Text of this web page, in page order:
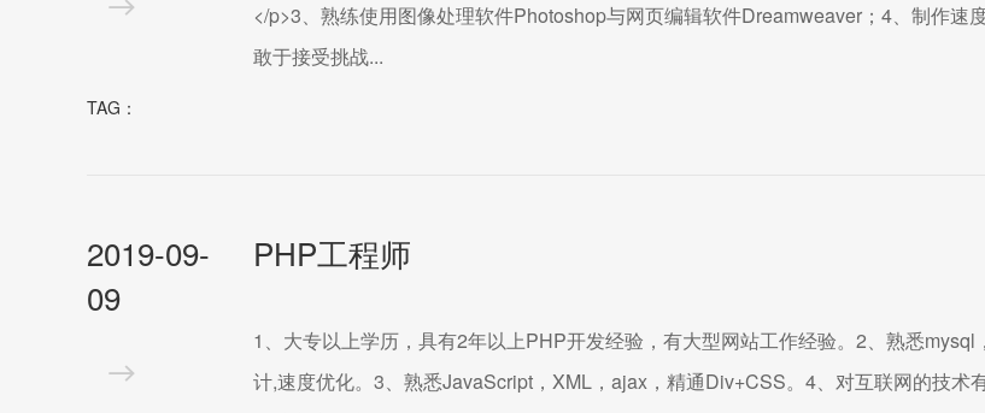
</p>3、熟练使用图像处理软件Photoshop与网页编辑软件Dreamweaver；4、制作速
敢于接受挑战...
TAG：
2019-09-
09
PHP工程师
1、大专以上学历，具有2年以上PHP开发经验，有大型网站工作经验。2、熟悉mysql
计,速度优化。3、熟悉JavaScript，XML，ajax，精通Div+CSS。4、对互联网的技术